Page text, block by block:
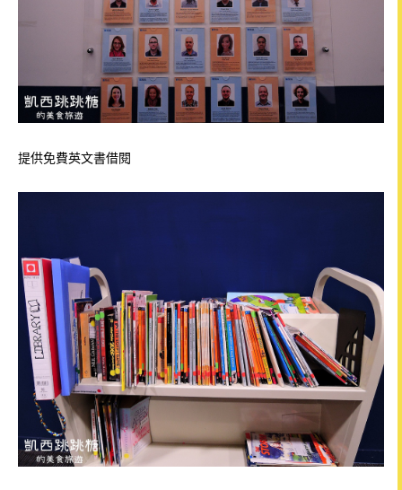
提供免費英文書借閱